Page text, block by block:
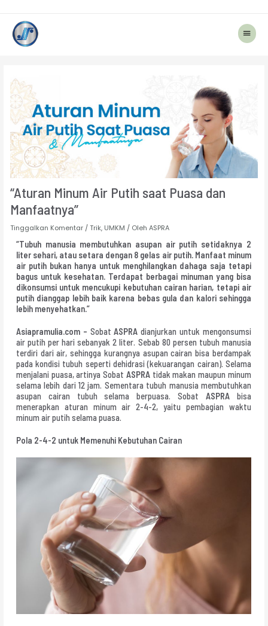
Menu
“Aturan Minum Air Putih saat Puasa dan
Manfaatnya”
Tinggalkan Komentar / Trik, UMKM / Oleh ASPRA
“Tubuh manusia membutuhkan asupan air putih setidaknya 2
liter sehari, atau setara dengan 8 gelas air putih. Manfaat minum
air putih bukan hanya untuk menghilangkan dahaga saja tetapi
bagus untuk kesehatan. Terdapat berbagai minuman yang bisa
dikonsumsi untuk mencukupi kebutuhan cairan harian, tetapi air
putih dianggap lebih baik karena bebas gula dan kalori sehingga
lebih menyehatkan.”
Asiapramulia.com – SobatASPRAdianjurkan untuk mengonsumsi
air putih per hari sebanyak 2 liter. Sebab 80 persen tubuh manusia
terdiri dari air, sehingga kurangnya asupan cairan bisa berdampak
pada kondisi tubuh seperti dehidrasi (kekuarangan cairan). Selama
menjalani puasa, artinya Sobat ASPRA tidak makan maupun minum
selama lebih dari 12 jam. Sementara tubuh manusia membutuhkan
asupan cairan tubuh selama berpuasa. SobatASPRA bisa
menerapkan aturan minum air 2-4-2, yaitu pembagian waktu
minum air putih selama puasa.
Pola 2-4-2 untuk Memenuhi Kebutuhan Cairan